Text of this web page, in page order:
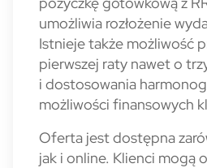
umożliwia rozłożenie
Istnieje także możliwość
pierwszej raty nawet o
i dostosowania
możliwości finansowych
Oferta jest dostępna
jak i online. Klienci mogą